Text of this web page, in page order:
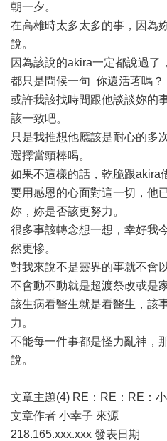
朝一夕。
在高雄時太多太多的事，因為
說。
因為該說的akira一定都說過了
都只是問候一句 你還活著嗎
或許我該找時間跟他談談妳的
該一致吧。
只是我推想他應該是耐心的多
選擇當頭棒喝。
如果不這樣的話，乾脆跟akira
要用感恩的心面對這一切，他
妳，妳是否該更努力。
很多事該轉念想一想，幸好我
然更慘。
對我來說不是靈界的事就不會
不會動不動就是超渡祭改或是
該生病看醫生就是看醫生，該
力。
不能每一件事都是怪力亂神，
說。
文章主題(4) RE：RE：RE：
文章作者 小幸子 來源
218.165.xxx.xxx 發表日期